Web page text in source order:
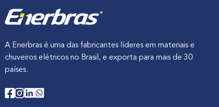
A Enerbras é uma das fabricantes líderes em materiais e
chuveiros elétricos no Brasil, e exporta para mais de 30
países.